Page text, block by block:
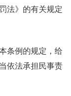
法》的有关规定
条例的规定，给
依法承担民事责